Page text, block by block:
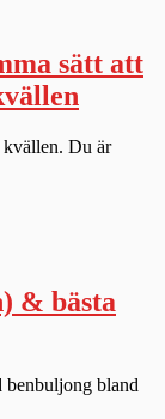
sätt att
kvällen. Du är
& bästa
benbuljong bland